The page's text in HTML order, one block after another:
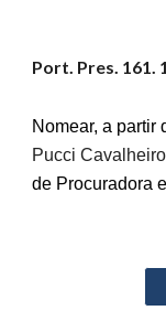
Port. Pres. 161.
Nomear, a partir
Pucci Cavalheiro
de Procuradora